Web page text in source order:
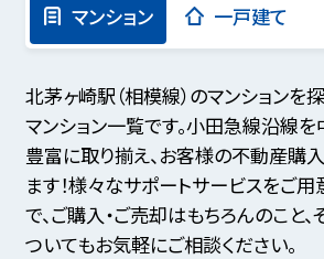
マンション 一戸建て
北茅ヶ崎駅（相模線）のマンション
マンション一覧です。小田急線沿線
豊富に取り揃え、お客様の不動産購
ます！様々なサポートサービスをご用
で、ご購入・ご売却はもちろんのこと
ついてもお気軽にご相談ください。